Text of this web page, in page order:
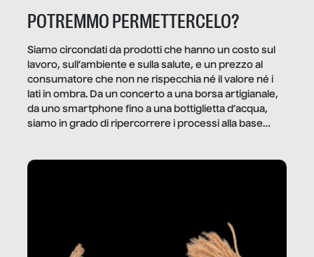
POTREMMO PERMETTERCELO?
Siamo circondati da prodotti che hanno un costo sul
lavoro, sull’ambiente e sulla salute, e un prezzo al
consumatore che non ne rispecchia né il valore né i
lati in ombra. Da un concerto a una borsa artigianale,
da uno smartphone fino a una bottiglietta d’acqua,
siamo in grado di ripercorrere i processi alla base
dietro gli oggetti e i servizi che fanno la nostra vita